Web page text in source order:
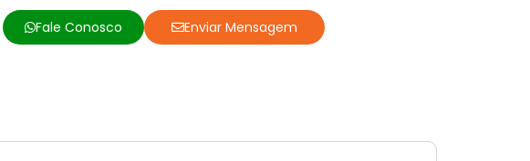
Fale Conosco Enviar Mensagem